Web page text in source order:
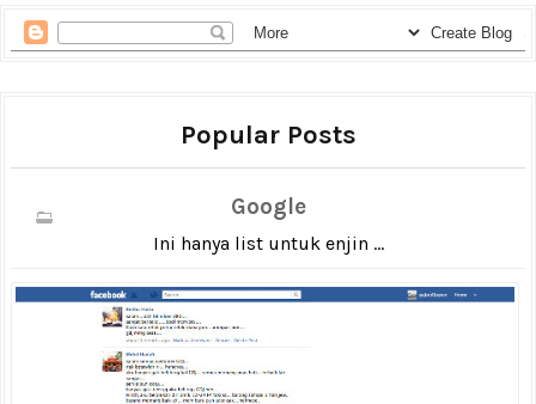
Popular Posts
Google
Ini hanya list untuk enjin ...